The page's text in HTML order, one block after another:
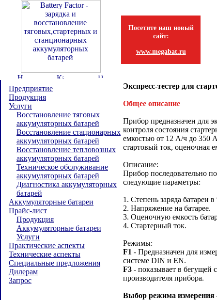
Посетите наш новый
сайт:
www.megabat.ru
Предприятие
Продукция
Услуги
Восстановление тяговых
аккумуляторных батарей
Восстановление стационарных
аккумуляторных батарей
Восстановление тепловозных
аккумуляторных батарей
Техническое обслуживание
аккумуляторных батарей
Диагностика аккумуляторных
батарей
Аккумуляторные батареи
Прайс-лист
Продукция
Аккумуляторные батареи
Услуги
Практические аспекты
Технические аспекты
Специальные предложения
Дилерам
Запрос
Экспресс-тестер для
Общее описание
Прибор предназначен для
контроля состояния
емкостью от 12 А/ч до 350
стартовый ток, оценочная
Описание:
Прибор последовательно
следующие параметры:
1. Степень заряда батареи в
2. Напряжение на батарее.
3. Оценочную емкость
4. Стартерный ток.
Режимы:
F1 - Предназначен для
системе DIN и EN.
F3 - показывает в бегущей
производителя прибора.
Выбор режима измерения